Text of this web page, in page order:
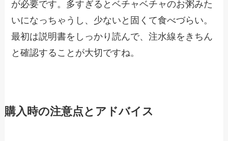
が必要です。多すぎるとベチャベチャのお粥みた
いになっちゃうし、少ないと固くて食べづらい。
最初は説明書をしっかり読んで、注水線をきちん
と確認することが大切ですね。
購入時の注意点とアドバイス